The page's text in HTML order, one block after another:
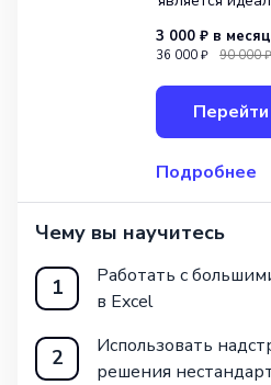
вы
Бухгалтерия
3 000 ₽ в месяц
36 000 ₽ 90 000 ₽
Перейти
Подробнее
Чему вы научитесь
1
Работать с
в Excel
2
Использовать
решения